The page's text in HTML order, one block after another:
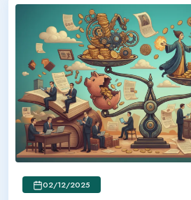
02/12/2025